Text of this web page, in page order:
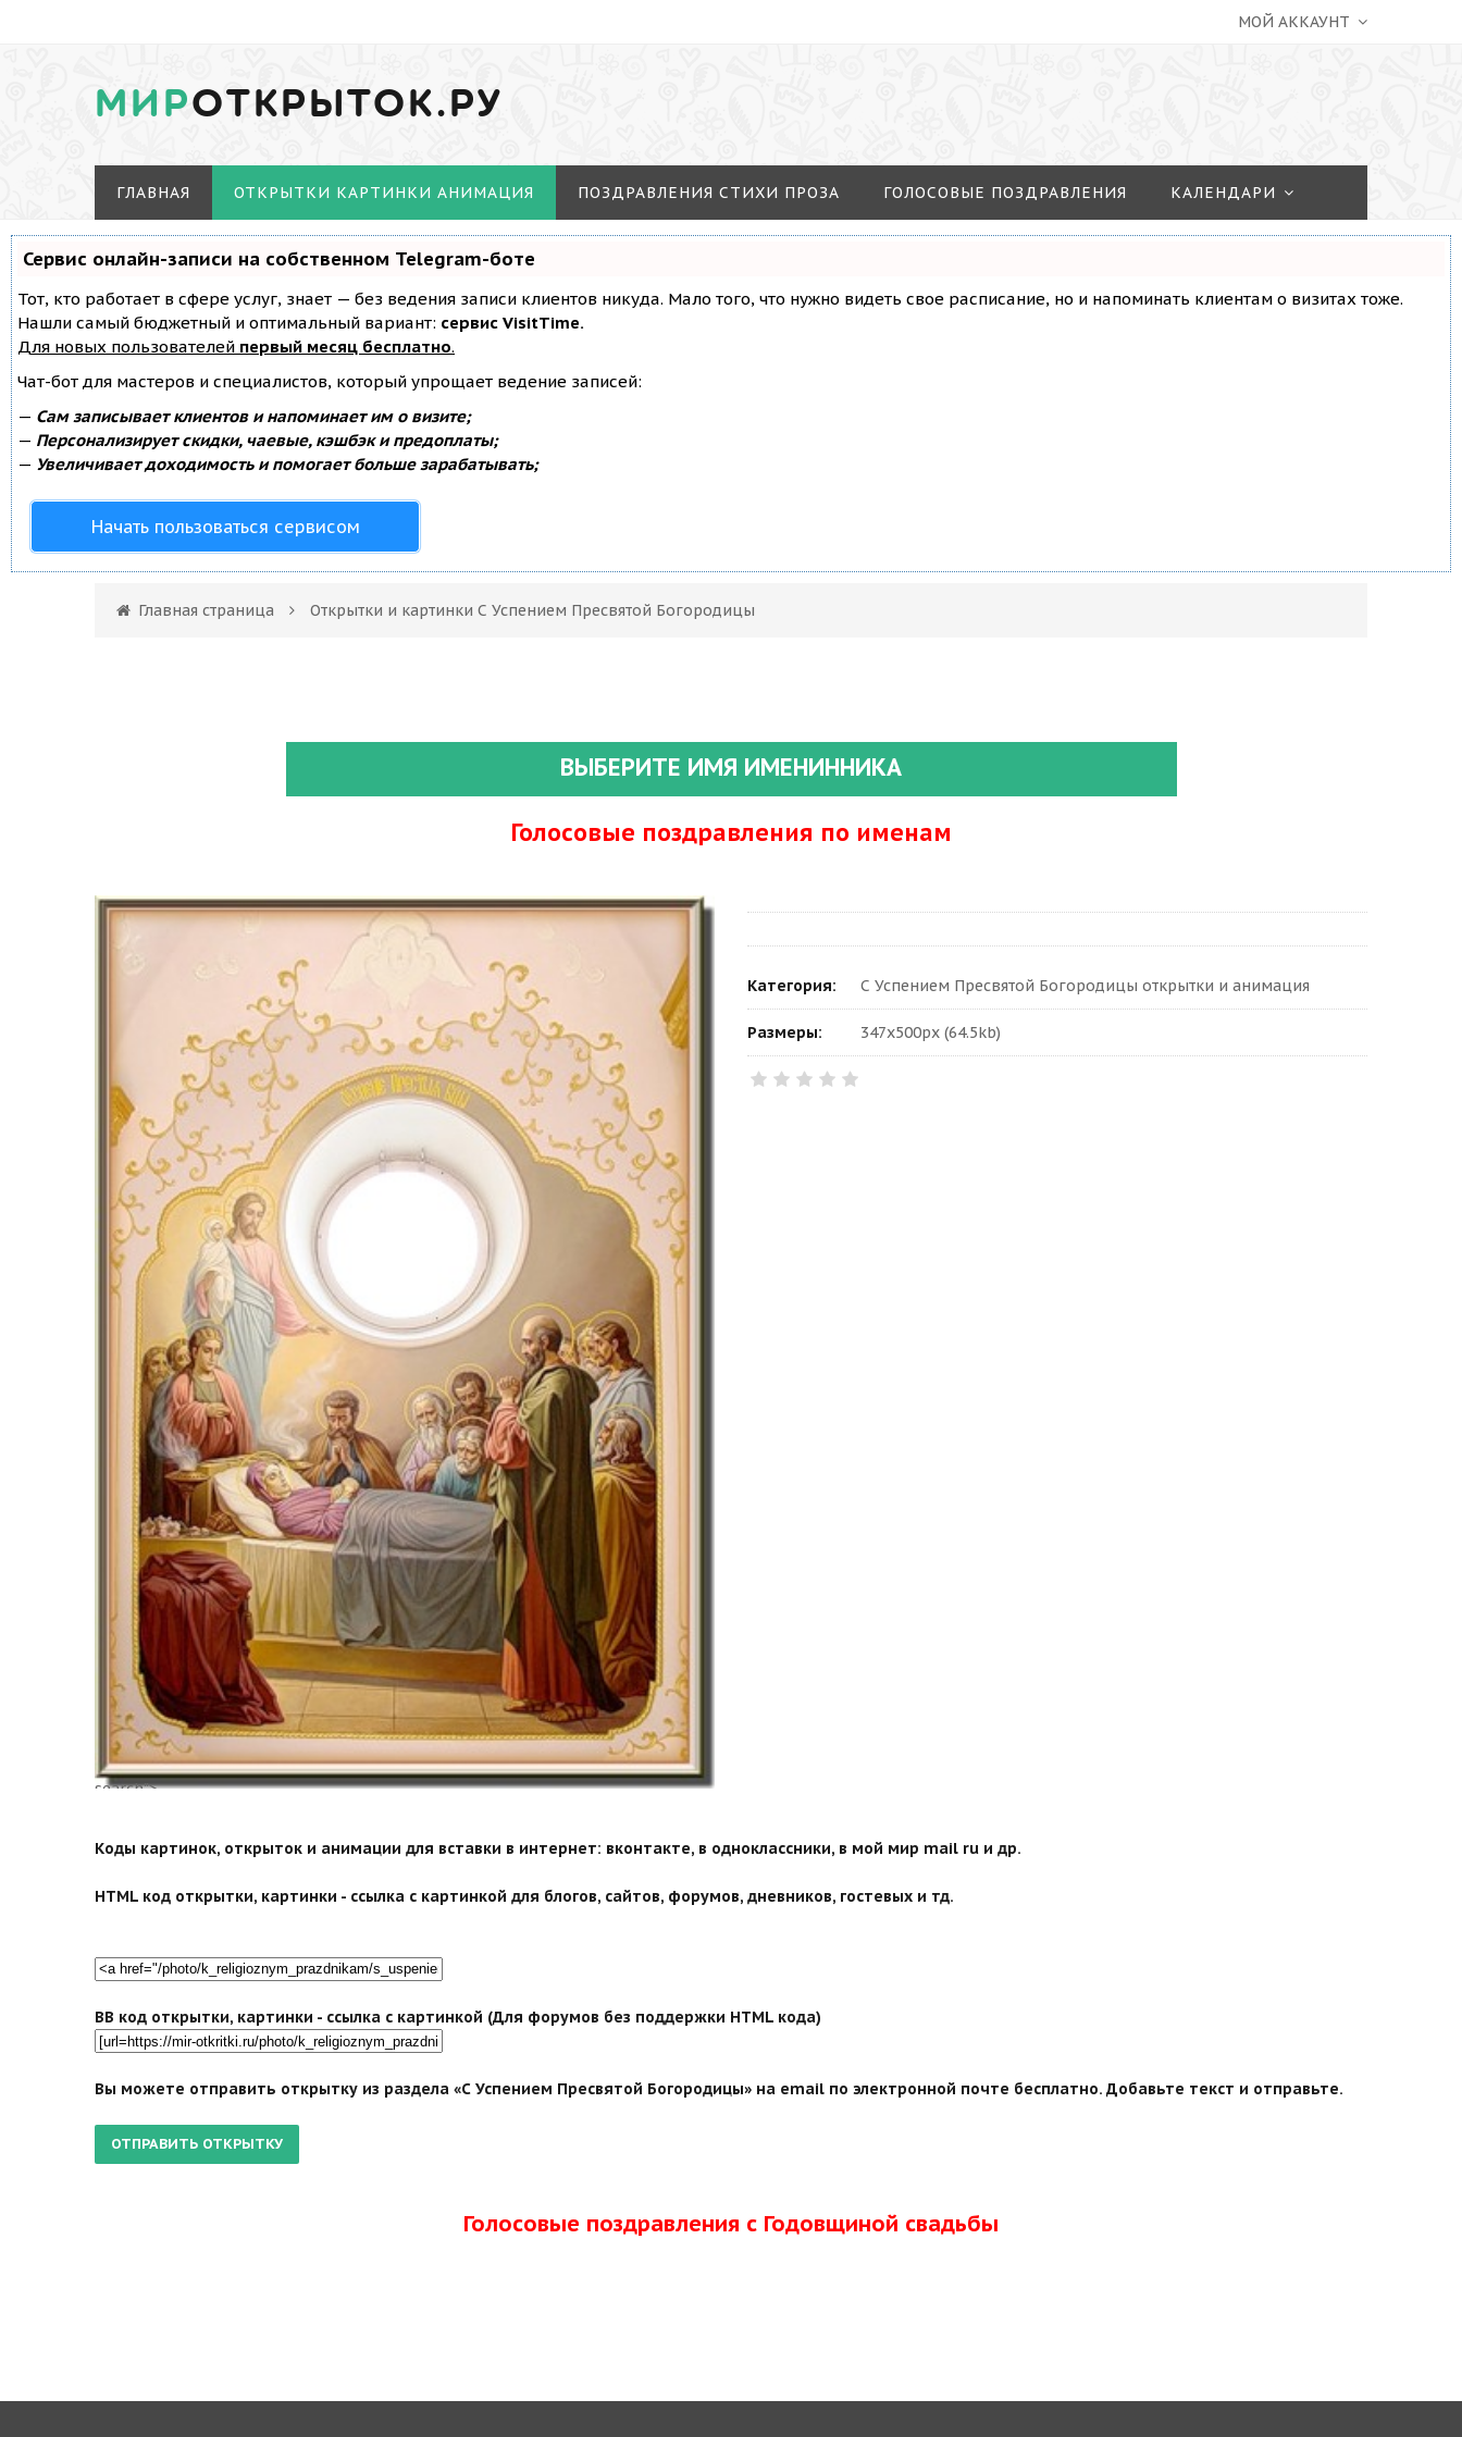
МОЙ АККАУНТ
МИРОТКРЫТОК.РУ
ГЛАВНАЯ ОТКРЫТКИ КАРТИНКИ АНИМАЦИЯ ПОЗДРАВЛЕНИЯ СТИХИ ПРОЗА ГОЛОСОВЫЕ ПОЗДРАВЛЕНИЯ КАЛЕНДАРИ
Сервис онлайн-записи на собственном Telegram-боте
Тот, кто работает в сфере услуг, знает — без ведения записи клиентов никуда. Мало того, что нужно видеть свое расписание, но и напоминать клиентам о визитах тоже.
Нашли самый бюджетный и оптимальный вариант: сервис VisitTime.
Для новых пользователей первый месяц бесплатно.
Чат-бот для мастеров и специалистов, который упрощает ведение записей:
— Сам записывает клиентов и напоминает им о визите;
— Персонализирует скидки, чаевые, кэшбэк и предоплаты;
— Увеличивает доходимость и помогает больше зарабатывать;
Начать пользоваться сервисом
Главная страница Открытки и картинки С Успением Пресвятой Богородицы
ВЫБЕРИТЕ ИМЯ ИМЕНИННИКА
Голосовые поздравления по именам
search">
Категория: С Успением Пресвятой Богородицы открытки и анимация
Размеры: 347x500px (64.5kb)
Коды картинок, открыток и анимации для вставки в интернет: вконтакте, в одноклассники, в мой мир mail ru и др.
HTML код открытки, картинки - ссылка с картинкой для блогов, сайтов, форумов, дневников, гостевых и тд.
BB код открытки, картинки - ссылка с картинкой (Для форумов без поддержки HTML кода)
Вы можете отправить открытку из раздела «С Успением Пресвятой Богородицы» на email по электронной почте бесплатно. Добавьте текст и отправьте.
Голосовые поздравления с Годовщиной свадьбы